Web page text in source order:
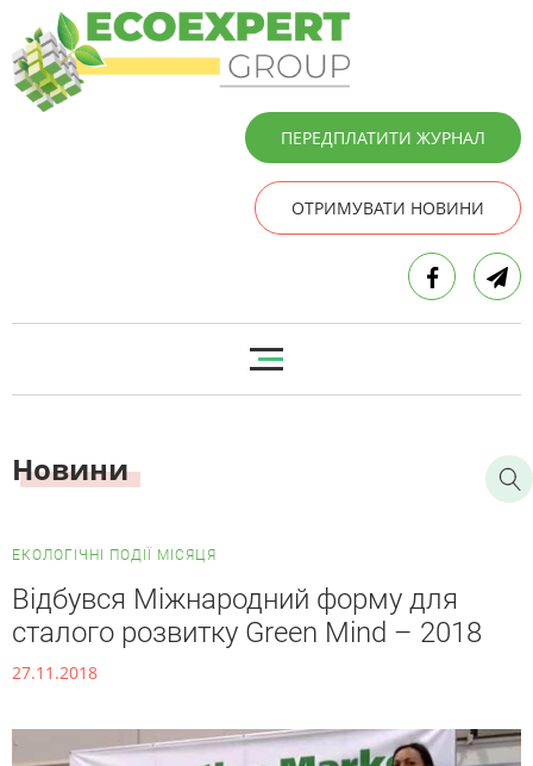
ПЕРЕДПЛАТИТИ ЖУРНАЛ
ОТРИМУВАТИ НОВИНИ
Новини
ЕКОЛОГІЧНІ ПОДІЇ МІСЯЦЯ
Відбувся Міжнародний форму для
сталого розвитку Green Mind – 2018
27.11.2018